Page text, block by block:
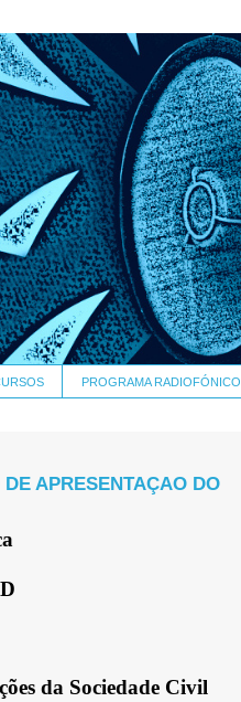
PROGRAMA RADIOFÓNICO
APRESENTAÇAO DO
ções da Sociedade Civil